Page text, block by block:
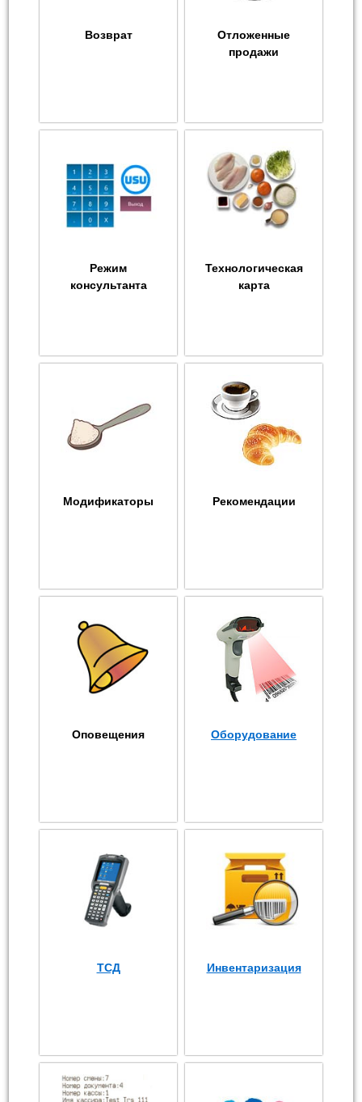
Возврат
Отложенные
продажи
Режим
консультанта
Технологическая
карта
Модификаторы Рекомендации
Оповещения Оборудование
ТСД Инвентаризация